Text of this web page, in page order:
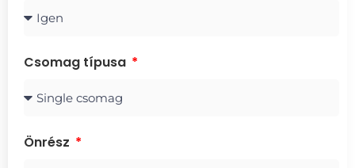
Csomag típusa
Önrész